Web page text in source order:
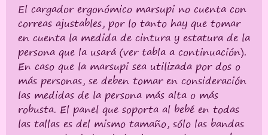
El cargador ergonómico marsupi no cuenta con
correas ajustables, por lo tanto hay que tomar
en cuenta la medida de cintura y estatura de la
persona que la usará (ver tabla a continuación).
En caso que la marsupi sea utilizada por dos o
más personas, se deben tomar en consideración
las medidas de la persona más alta o más
robusta. El panel que soporta al bebé en todas
las tallas es del mismo tamaño, sólo las bandas